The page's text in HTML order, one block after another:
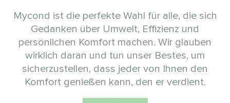
Mycond ist die perfekte Wahl für alle, die sich
Gedanken über Umwelt, Effizienz und
persönlichen Komfort machen. Wir glauben
wirklich daran und tun unser Bestes, um
sicherzustellen, dass jeder von Ihnen den
Komfort genießen kann, den er verdient.